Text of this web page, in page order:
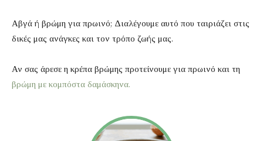
Αβγά ή βρώμη για πρωινό; Διαλέγουμε αυτό που ταιριάζει στις
δικές μας ανάγκες και τον τρόπο ζωής μας.
Αν σας άρεσε η κρέπα βρώμης προτείνουμε για πρωινό και τη
βρώμη με κομπόστα δαμάσκηνα.